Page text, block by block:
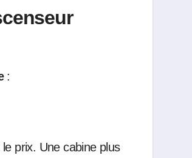
:
prix. Une cabine plus